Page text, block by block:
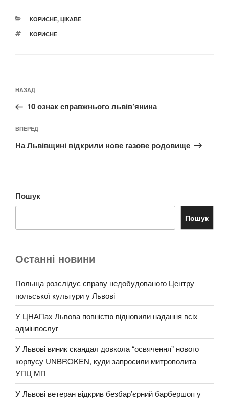
КАТЕГОРІЇ
КОРИСНЕ, ЦІКАВЕ
ПОЗНАЧКИ
КОРИСНЕ
записів
Попередній
запис:
НАЗАД
​10 ознак справжнього львів’янина
Наступний
запис
ВПЕРЕД
На Львівщині відкрили нове газове родовище
Пошук
Пошук
Останні новини
Польща розслідує справу недобудованого Центру
польської культури у Львові
У ЦНАПах Львова повністю відновили надання всіх
адмінпослуг
У Львові виник скандал довкола “освячення” нового
корпусу UNBROKEN, куди запросили митрополита
УПЦ МП
У Львові ветеран відкрив безбар’єрний барбершоп у